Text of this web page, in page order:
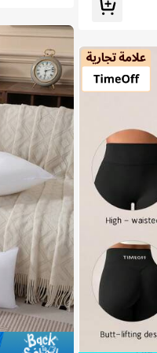
كية، ملاءمة
2# الأفضل مبيعا